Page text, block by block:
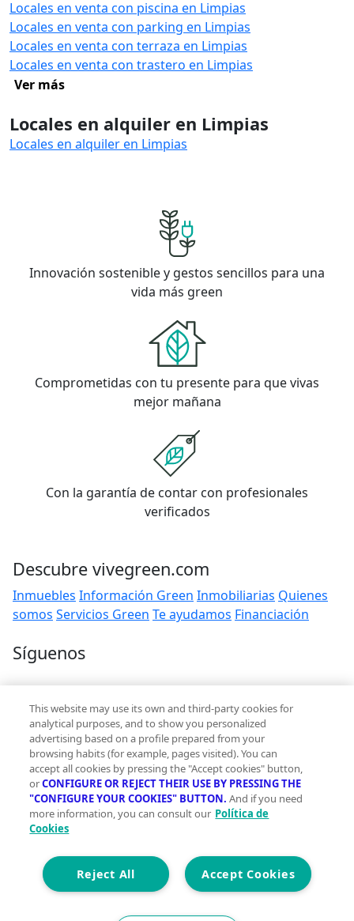
Locales en venta con piscina en Limpias
Locales en venta con parking en Limpias
Locales en venta con terraza en Limpias
Locales en venta con trastero en Limpias
Ver más
Locales en alquiler en Limpias
Locales en alquiler en Limpias
Innovación sostenible y gestos sencillos para una
vida más green
Comprometidas con tu presente para que vivas
mejor mañana
Con la garantía de contar con profesionales
verificados
Descubre vivegreen.com
Inmuebles Información Green Inmobiliarias Quienes
somos Servicios Green Te ayudamos Financiación
Síguenos
Contacto
hola@vivegreen.com
Aviso Legal
Condiciones de uso
Politica de privacidad
Política de cookies
Accesibilidad
This website may use its own and third-party cookies for
analytical purposes, and to show you personalized
advertising based on a profile prepared from your
browsing habits (for example, pages visited). You can
accept all cookies by pressing the "Accept cookies" button,
orCONFIGURE OR REJECT THEIR USE BY PRESSING THE
"CONFIGURE YOUR COOKIES" BUTTON. And if you need
more information, you can consult our Política de
Cookies
Accept Cookies
Reject All